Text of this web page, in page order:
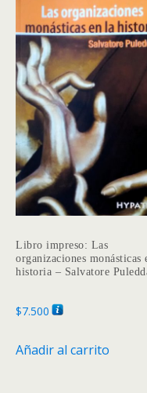
Libro impreso: Las
organizaciones monásticas
historia – Salvatore
$7.500
Añadir al carrito